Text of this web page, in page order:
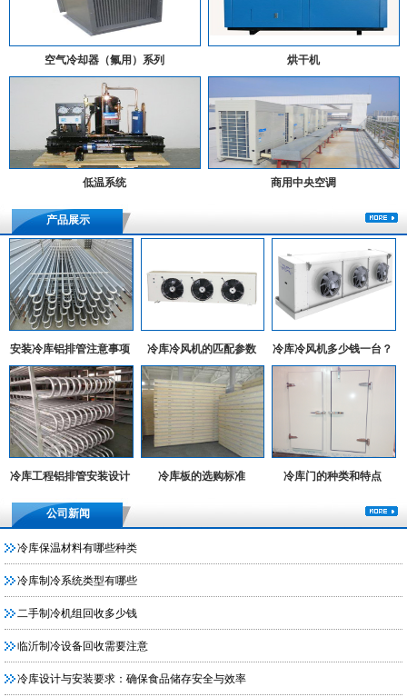
空气冷却器（氟用）系列 烘干机
低温系统 商用中央空调
产品展示
安装冷库铝排管注意事项 冷库冷风机的匹配参数 冷库冷风机多少钱一台？
冷库工程铝排管安装设计
冷库板的选购标准 冷库门的种类和特点
公司新闻
冷库保温材料有哪些种类
冷库制冷系统类型有哪些
二手制冷机组回收多少钱
临沂制冷设备回收需要注意
冷库设计与安装要求：确保食品储存安全与效率